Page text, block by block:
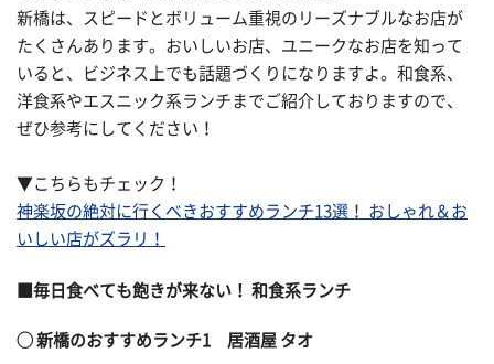
新橋は、スピードとボリューム重視のリーズナブルなお店が
たくさんあります。おいしいお店、ユニークなお店を知って
いると、ビジネス上でも話題づくりになりますよ。和食系、
洋食系やエスニック系ランチまでご紹介しておりますので、
ぜひ参考にしてください！
▼こちらもチェック！
神楽坂の絶対に行くべきおすすめランチ13選！ おしゃれ＆お
いしい店がズラリ！
■毎日食べても飽きが来ない！ 和食系ランチ
◯ 新橋のおすすめランチ1 居酒屋 タオ